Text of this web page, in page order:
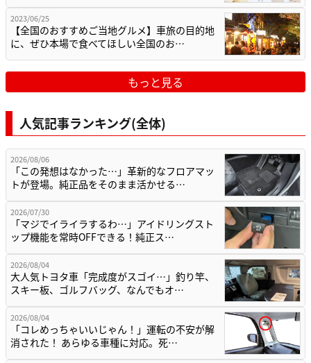
2023/06/25
【全国のおすすめご当地グルメ】車旅の目的地
に、ぜひ本場で食べてほしい全国のお…
もっと見る
人気記事ランキング(全体)
2026/08/06
「この発想はなかった…」革新的なフロアマッ
トが登場。純正品をそのまま活かせる…
2026/07/30
「マジでイライラするわ…」アイドリングスト
ップ機能を常時OFFできる！純正ス…
2026/08/04
大人気トヨタ車「完成度がスゴイ…」釣り竿、
スキー板、ゴルフバッグ、なんでもオ…
2026/08/04
「コレめっちゃいいじゃん！」運転の不安が解
消された！ あらゆる車種に対応。死…